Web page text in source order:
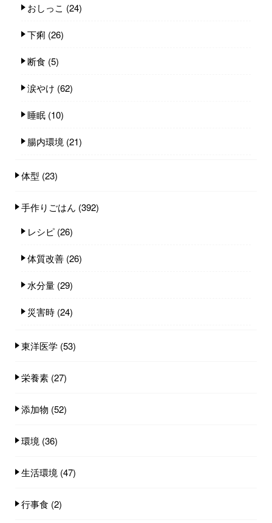
おしっこ (24)
下痢 (26)
断食 (5)
涙やけ (62)
睡眠 (10)
腸内環境 (21)
体型 (23)
手作りごはん (392)
レシピ (26)
体質改善 (26)
水分量 (29)
災害時 (24)
東洋医学 (53)
栄養素 (27)
添加物 (52)
環境 (36)
生活環境 (47)
行事食 (2)